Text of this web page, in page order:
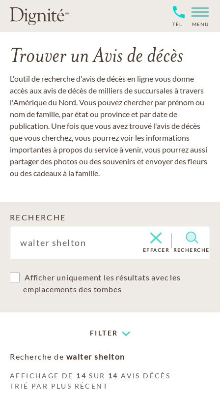
TÉL MENU
Trouver un Avis de décès
L'outil de recherche d'avis de décès en ligne vous donne
accès aux avis de décès de milliers de succursales à travers
l'Amérique du Nord. Vous pouvez chercher par prénom ou
nom de famille, par état ou province et par date de
publication. Une fois que vous avez trouvé l'avis de décès
que vous cherchez, vous pourrez voir les informations
importantes à propos du service à venir, vous pourrez aussi
partager des photos ou des souvenirs et envoyer des fleurs
ou des cadeaux à la famille.
RECHERCHE
EFFACER RECHERCHE
Afficher uniquement les résultats avec les
emplacements des tombes
FILTER
Recherche de walter shelton
AFFICHAGE DE 14 SUR 14 AVIS DÉCÈS
TRIÉ PAR PLUS RÉCENT